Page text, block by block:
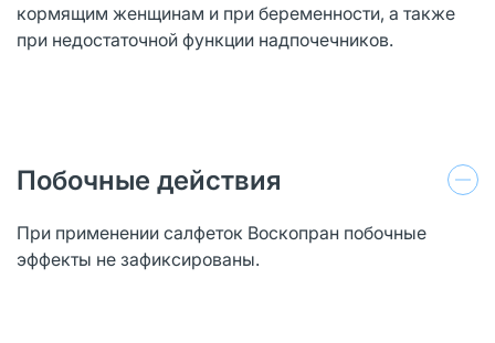
кормящим женщинам и при беременности, а также
при недостаточной функции надпочечников.
Побочные действия
При применении салфеток Воскопран побочные
эффекты не зафиксированы.